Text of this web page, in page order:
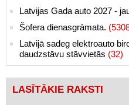
Latvijas Gada auto 2027 -
Šofera dienasgrāmata.
Latvijā sadeg elektroauto
daudzstāvu stāvvietās (32)
LASĪTĀKIE RAKSTI